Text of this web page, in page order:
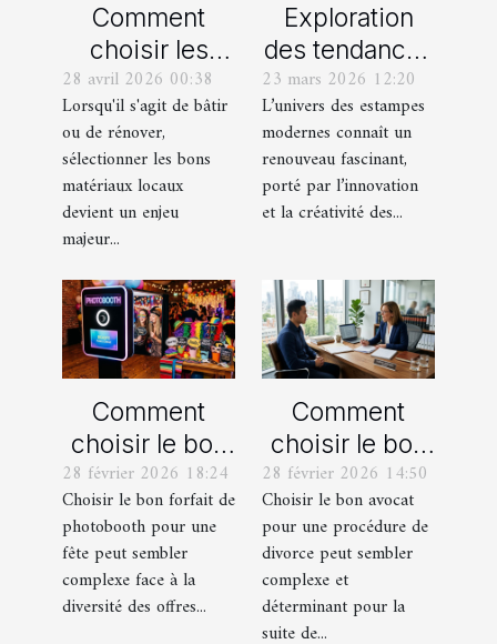
Comment
choisir les
meilleurs
matériaux
locaux pour
votre maison ?
28 avril 2026 00:38
Lorsqu'il s'agit de bâtir
ou de rénover,
sélectionner les bons
matériaux locaux
devient un enjeu
majeur...
Exploration
des tendances
actuelles en
estampes
modernes
23 mars 2026 12:20
L’univers des estampes
modernes connaît un
renouveau fascinant,
porté par l’innovation
et la créativité des...
Comment
choisir le bon
forfait de
photobooth
pour votre fête
28 février 2026 18:24
Choisir le bon forfait de
photobooth pour une
fête peut sembler
complexe face à la
diversité des offres...
Comment
choisir le bon
avocat pour
votre
procédure de
divorce ?
28 février 2026 14:50
Choisir le bon avocat
pour une procédure de
divorce peut sembler
complexe et
déterminant pour la
suite de...